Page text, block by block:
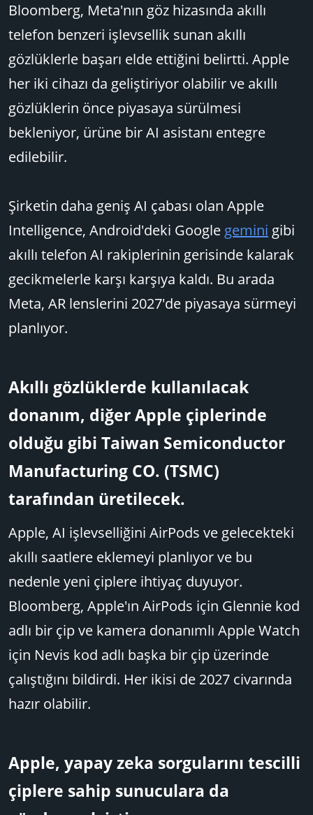
Bloomberg, Meta'nın göz hizasında akıllı
telefon benzeri işlevsellik sunan akıllı
gözlüklerle başarı elde ettiğini belirtti. Apple
her iki cihazı da geliştiriyor olabilir ve akıllı
gözlüklerin önce piyasaya sürülmesi
bekleniyor, ürüne bir AI asistanı entegre
edilebilir.
Şirketin daha geniş AI çabası olan Apple
Intelligence, Android'deki Google gemini gibi
akıllı telefon AI rakiplerinin gerisinde kalarak
gecikmelerle karşı karşıya kaldı. Bu arada
Meta, AR lenslerini 2027'de piyasaya sürmeyi
planlıyor.
Akıllı gözlüklerde kullanılacak
donanım, diğer Apple çiplerinde
olduğu gibi Taiwan Semiconductor
Manufacturing CO. (TSMC)
tarafından üretilecek.​
Apple, AI işlevselliğini AirPods ve gelecekteki
akıllı saatlere eklemeyi planlıyor ve bu
nedenle yeni çiplere ihtiyaç duyuyor.
Bloomberg, Apple'ın AirPods için Glennie kod
adlı bir çip ve kamera donanımlı Apple Watch
için Nevis kod adlı başka bir çip üzerinde
çalıştığını bildirdi. Her ikisi de 2027 civarında
hazır olabilir.
Apple, yapay zeka sorgularını tescilli
çiplere sahip sunuculara da